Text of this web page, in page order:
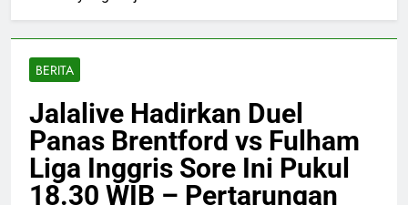
BERITA
Jalalive Hadirkan Duel
Panas Brentford vs Fulham
Liga Inggris Sore Ini Pukul
18.30 WIB – Pertarungan